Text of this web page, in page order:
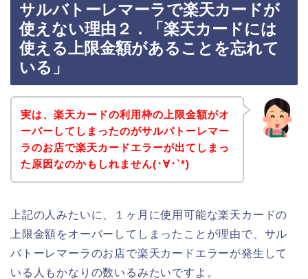
サルバトーレマーラで楽天カードが
使えない理由２．「楽天カードには
使える上限金額があることを忘れて
いる」
実は、楽天カードの利用枠の上限金額がオ
ーバーしてしまったのがサルバトーレマー
ラのお店で楽天カードエラーが出てしまっ
た原因なのかもしれません(･∀･`*)
上記の人みたいに、１ヶ月に使用可能な楽天カードの
上限金額をオーバーしてしまったことが理由で、サル
バトーレマーラのお店で楽天カードエラーが発生して
いる人もかなりの数いるみたいですよ。